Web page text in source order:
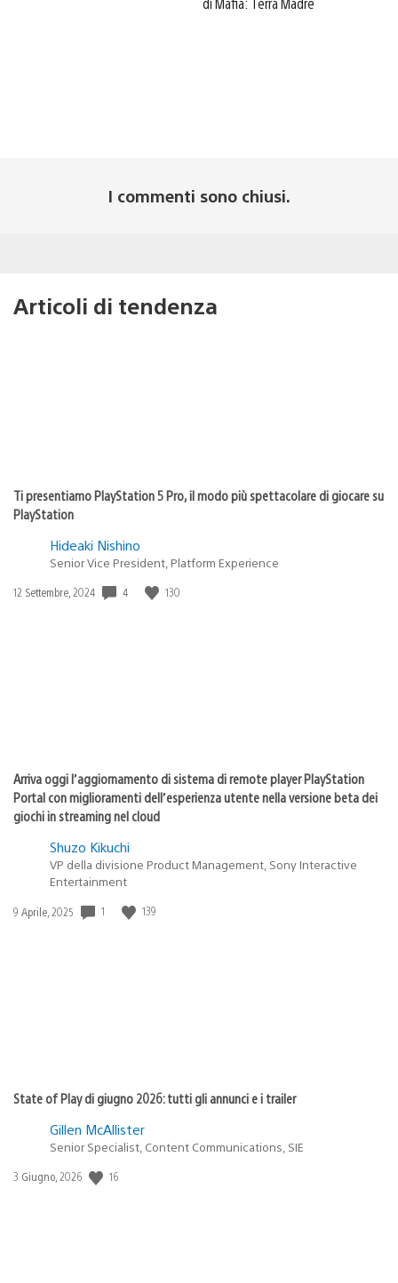
I commenti sono chiusi.
Articoli di tendenza
Ti presentiamo PlayStation 5 Pro, il modo più spettacolare di giocare su
PlayStation
Hideaki Nishino
Senior Vice President, Platform Experience
Data
12 Settembre, 2024 4 130
Arriva oggi l’aggiornamento di sistema di remote player PlayStation
Portal con miglioramenti dell’esperienza utente nella versione beta dei
giochi in streaming nel cloud
Shuzo Kikuchi
VP della divisione Product Management, Sony Interactive
Entertainment
Data
9 Aprile, 2025 1 139
State of Play di giugno 2026: tutti gli annunci e i trailer
Gillen McAllister
Senior Specialist, Content Communications, SIE
Data
3 Giugno, 2026 16